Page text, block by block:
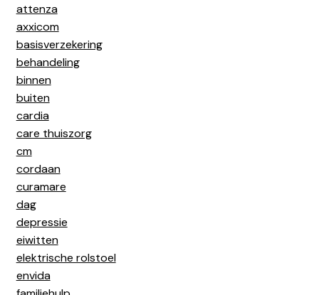
attenza
axxicom
basisverzekering
behandeling
binnen
buiten
cardia
care thuiszorg
cm
cordaan
curamare
dag
depressie
eiwitten
elektrische rolstoel
envida